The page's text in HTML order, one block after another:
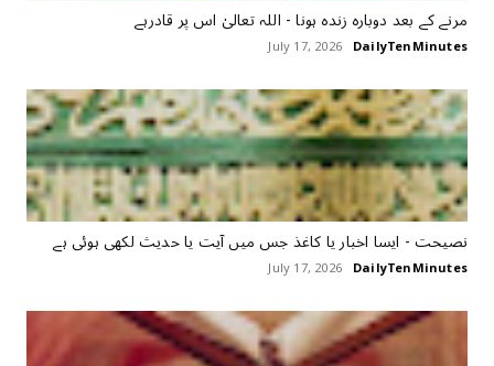
مرنے کے بعد دوبارہ زندہ ہونا - اللہ تعالیٰ اس پر قادرہے
DailyTenMinutes
July 17, 2026
نصیحت - ایسا اخبار یا کاغذ جس میں آیت یا حدیث لکھی ہوئی ہے
DailyTenMinutes
July 17, 2026